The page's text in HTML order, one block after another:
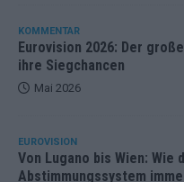
KOMMENTAR
Eurovision 2026: Der
ihre Siegchancen
Mai 2026
EUROVISION
Von Lugano bis Wien: Wie
Abstimmungssystem